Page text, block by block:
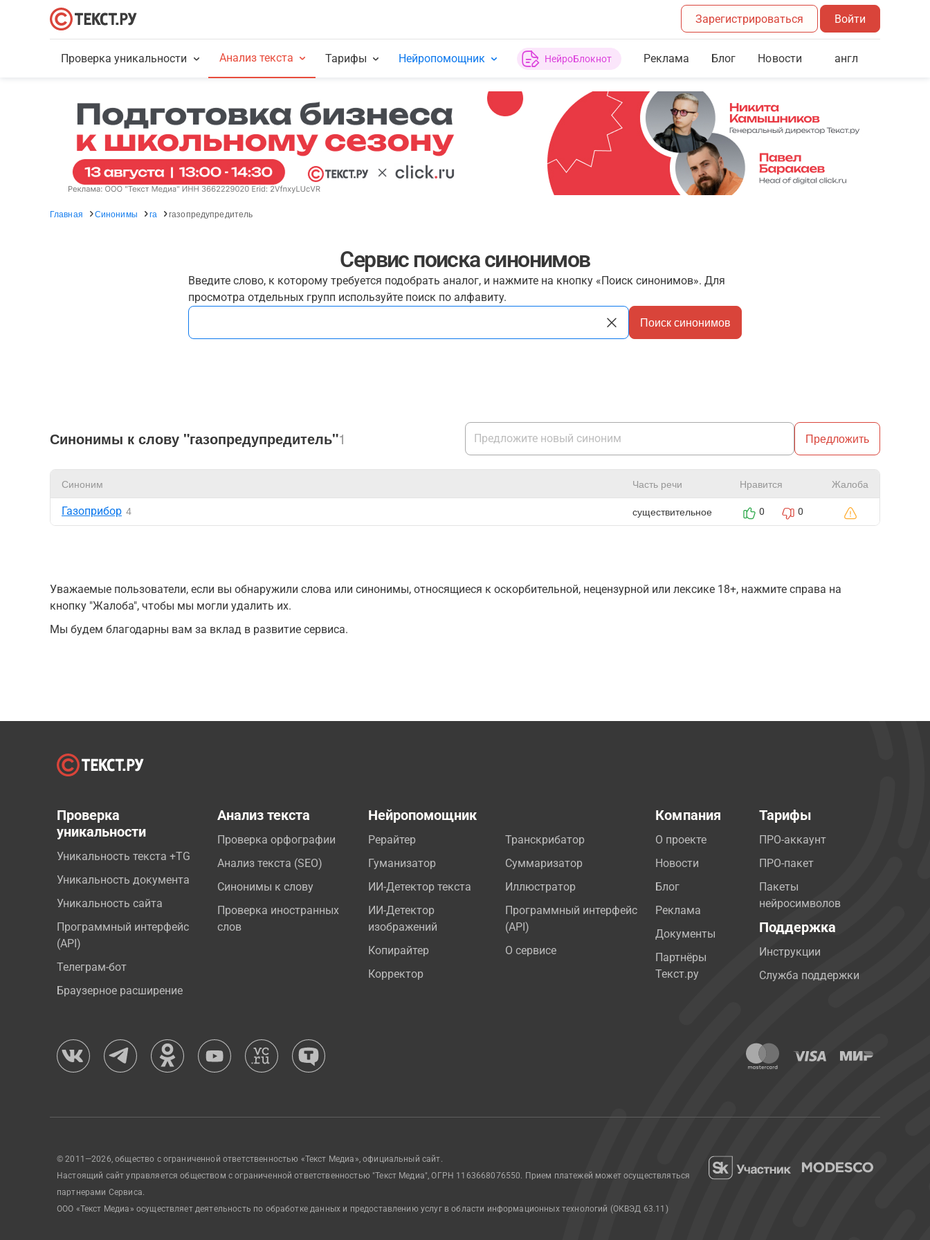
Зарегистрироваться Войти
Проверка уникальности Анализ текста Тарифы Нейропомощник НейроБлокнот Реклама Блог Новости англ
Главная Синонимы га газопредупредитель
Сервис поиска синонимов
Введите слово, к которому требуется подобрать аналог, и нажмите на кнопку «Поиск синонимов». Для
просмотра отдельных групп используйте поиск по алфавиту.
Поиск синонимов
Синонимы к слову "газопредупредитель"1 Предложить
Синоним Часть речи Нравится Жалоба
Газоприбор 4 существительное 0 0
Уважаемые пользователи, если вы обнаружили слова или синонимы, относящиеся к оскорбительной, нецензурной или лексике 18+, нажмите справа на
кнопку "Жалоба", чтобы мы могли удалить их.
Мы будем благодарны вам за вклад в развитие сервиса.
Проверка
уникальности
Уникальность текста +TG
Уникальность документа
Уникальность сайта
Программный интерфейс
(API)
Телеграм-бот
Браузерное расширение
Анализ текста
Проверка орфографии
Анализ текста (SEO)
Синонимы к слову
Проверка иностранных
слов
Нейропомощник
Рерайтер
Гуманизатор
ИИ-Детектор текста
ИИ-Детектор
изображений
Копирайтер
Корректор
Транскрибатор
Суммаризатор
Иллюстратор
Программный интерфейс
(API)
О сервисе
Компания
О проекте
Новости
Блог
Реклама
Документы
Партнёры
Текст.ру
Тарифы
ПРО-аккаунт
ПРО-пакет
Пакеты
нейросимволов
Поддержка
Инструкции
Служба поддержки
© 2011—2026, общество с ограниченной ответственностью «Текст Медиа», официальный сайт.
Настоящий сайт управляется обществом с ограниченной ответственностью "Текст Медиа", ОГРН 1163668076550. Прием платежей может осуществляться
партнерами Сервиса.
ООО «Текст Медиа» осуществляет деятельность по обработке данных и предоставлению услуг в области информационных технологий (ОКВЭД 63.11)